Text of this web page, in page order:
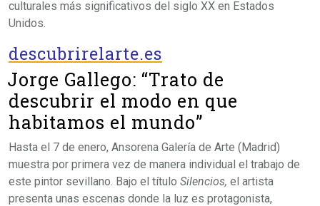
culturales más significativos del siglo XX en Estados
Unidos.
descubrirelarte.es
Jorge Gallego: “Trato de
descubrir el modo en que
habitamos el mundo”
Hasta el 7 de enero, Ansorena Galería de Arte (Madrid)
muestra por primera vez de manera individual el trabajo de
este pintor sevillano. Bajo el título Silencios, el artista
presenta unas escenas donde la luz es protagonista,